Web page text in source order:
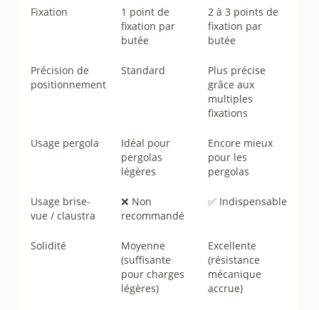
Fixation
1 point de
fixation par
butée
2 à 3 points de
fixation par
butée
Précision de
positionnement
Standard
Plus précise
grâce aux
multiples
fixations
Usage pergola
Idéal pour
pergolas
légères
Encore mieux
pour les
pergolas
Usage brise-
vue / claustra
❌ Non
recommandé
✅ Indispensable
Solidité
Moyenne
(suffisante
pour charges
légères)
Excellente
(résistance
mécanique
accrue)